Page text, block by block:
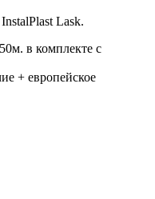
Lask.
в комплекте с
+ европейское